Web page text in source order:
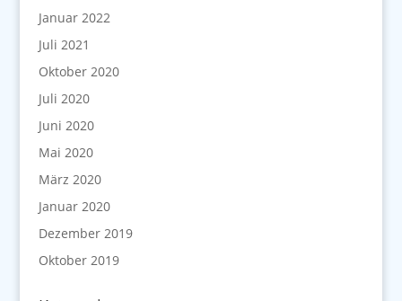
Januar 2022
Juli 2021
Oktober 2020
Juli 2020
Juni 2020
Mai 2020
März 2020
Januar 2020
Dezember 2019
Oktober 2019